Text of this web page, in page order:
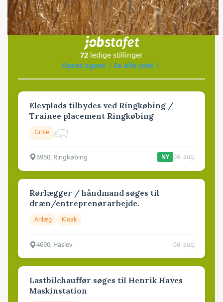
Jobs
i samarbejde med
72 ledige stillinger
Opret agent
Se alle jobs
Elevplads tilbydes ved Ringkøbing /
Trainee placement Ringkøbing
Grise
6950, Ringkøbing NY 06. aug.
Rørlægger / håndmand søges til
dræn/entreprenørarbejde.
Anlæg Kloak
4690, Haslev 06. aug.
Lastbilchauffør søges til Henrik Haves
Maskinstation